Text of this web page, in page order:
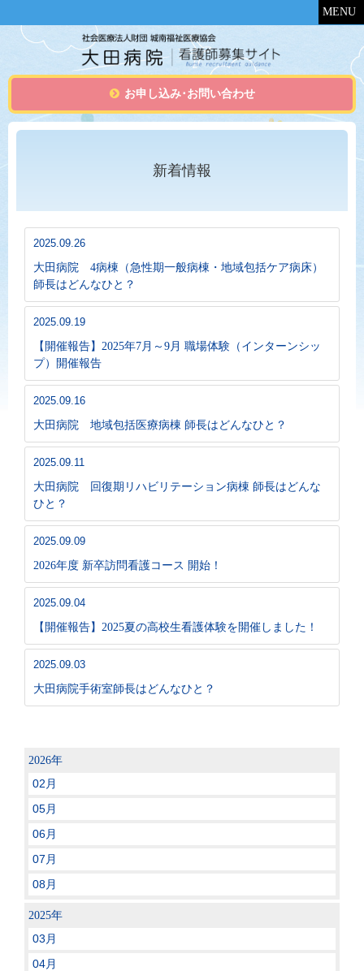
MENU
お申し込み･お問い合わせ
新着情報
2025.09.26
大田病院 4病棟（急性期一般病棟・地域包括ケア病床）
師長はどんなひと？
2025.09.19
【開催報告】2025年7月～9月 職場体験（インターンシッ
プ）開催報告
2025.09.16
大田病院 地域包括医療病棟 師長はどんなひと？
2025.09.11
大田病院 回復期リハビリテーション病棟 師長はどんな
ひと？
2025.09.09
2026年度 新卒訪問看護コース 開始！
2025.09.04
【開催報告】2025夏の高校生看護体験を開催しました！
2025.09.03
大田病院手術室師長はどんなひと？
2026年
02月
05月
06月
07月
08月
2025年
03月
04月